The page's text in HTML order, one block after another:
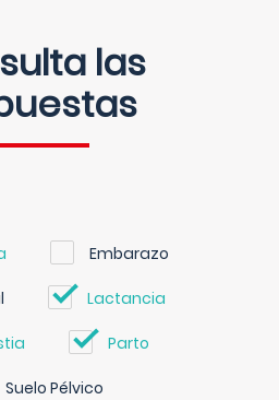
las
Embarazo
Lactancia
Parto
Suelo Pélvico